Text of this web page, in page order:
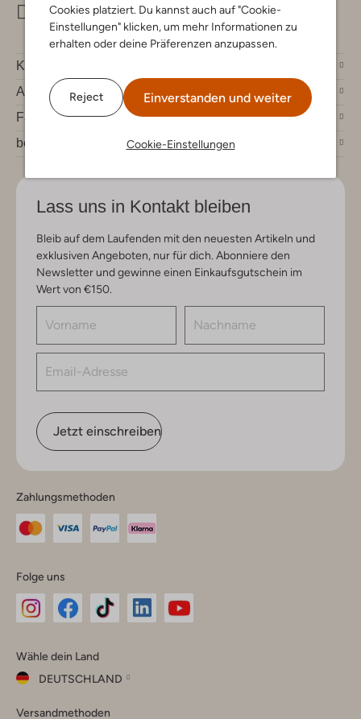
Cookies platziert. Du kannst auch auf "Cookie-
Einstellungen" klicken, um mehr Informationen zu
erhalten oder deine Präferenzen anzupassen.
Reject Einverstanden und weiter
Cookie-Einstellungen
info@omoda.de
Kundenservice
Account
Fashion News
bei Omoda
Lass uns in Kontakt bleiben
Bleib auf dem Laufenden mit den neuesten Artikeln und
exklusiven Angeboten, nur für dich. Abonniere den
Newsletter und gewinne einen Einkaufsgutschein im
Wert von €150.
Jetzt einschreiben
Zahlungsmethoden
Folge uns
Instagram
Facebook
TikTok
Wähle dein Land
DEUTSCHLAND
dein
Versandmethoden